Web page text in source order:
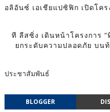
อลิอันซ์ เอเชียแปซิฟิก เปิดโคร
ที ลีสซิ่ง เดินหน้าโครงการ “
ยกระดับความปลอดภัย บน
ประชาสัมพันธ์
BLOGGER